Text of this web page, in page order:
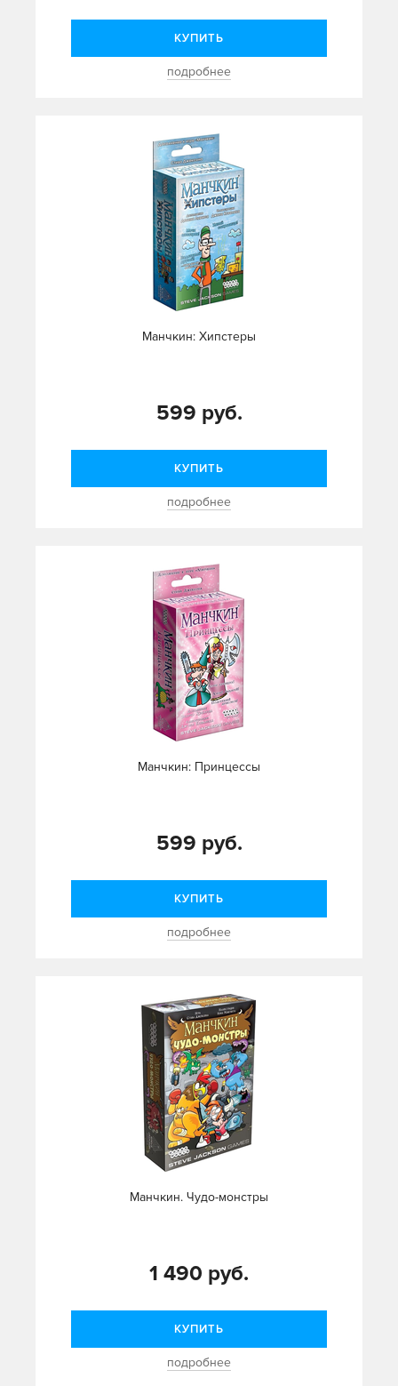
КУПИТЬ
подробнее
Манчкин: Хипстеры
599 руб.
КУПИТЬ
подробнее
Манчкин: Принцессы
599 руб.
КУПИТЬ
подробнее
Манчкин. Чудо-монстры
1 490 руб.
КУПИТЬ
подробнее